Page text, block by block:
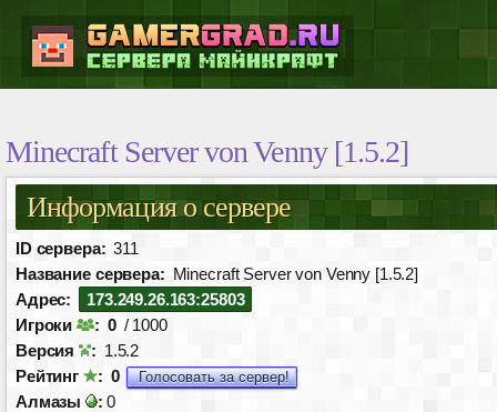
Minecraft Server von Venny [1.5.2]
Информация о сервере
ID сервера: 311
Название сервера: Minecraft Server von Venny [1.5.2]
Адрес:
173.249.26.163:25803
Игроки
: 0 / 1000
Версия
: 1.5.2
Рейтинг
: 0 Голосовать за сервер!
Алмазы : 0